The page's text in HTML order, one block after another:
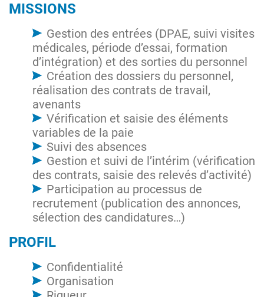
MISSIONS
Gestion des entrées (DPAE, suivi visites
médicales, période d’essai, formation
d’intégration) et des sorties du personnel
Création des dossiers du personnel,
réalisation des contrats de travail,
avenants
Vérification et saisie des éléments
variables de la paie
Suivi des absences
Gestion et suivi de l’intérim (vérification
des contrats, saisie des relevés d’activité)
Participation au processus de
recrutement (publication des annonces,
sélection des candidatures…)
PROFIL
Confidentialité
Organisation